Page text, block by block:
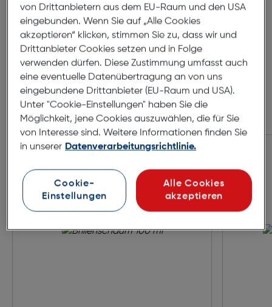
Zubehör
von Drittanbietern aus dem EU-Raum und den USA
eingebunden. Wenn Sie auf „Alle Cookies
akzeptieren“ klicken, stimmen Sie zu, dass wir und
Drittanbieter Cookies setzen und in Folge
verwenden dürfen. Diese Zustimmung umfasst auch
eine eventuelle Datenübertragung an von uns
eingebundene Drittanbieter (EU-Raum und USA).
Unter "Cookie-Einstellungen" haben Sie die
Möglichkeit, jene Cookies auszuwählen, die für Sie
von Interesse sind. Weitere Informationen finden Sie
in unserer Datenverarbeitungsrichtlinie.
Cookie-
Einstellungen
Alle Cookies
akzeptieren